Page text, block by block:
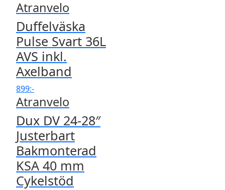
Atranvelo
Duffelväska
Pulse Svart 36L
AVS inkl.
Axelband
899:-
Atranvelo
Dux DV 24-28″
Justerbart
Bakmonterad
KSA 40 mm
Cykelstöd